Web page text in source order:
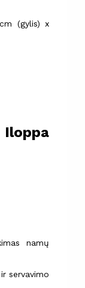
(gylis) x
namų
servavimo